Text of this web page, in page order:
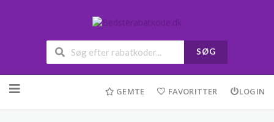
SØG
to
GEMTE FAVORITTER LOGIN